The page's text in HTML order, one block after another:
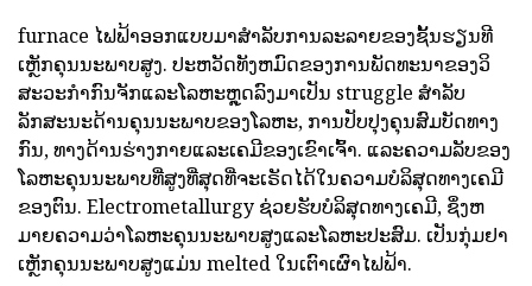
furnace ໄຟຟ້າອອກແບບມາສໍາລັບການລະລາຍຂອງຊັ້ນຮຽນທີ
ເຫຼັກຄຸນນະພາບສູງ. ປະຫວັດທັງຫມົດຂອງການພັດທະນາຂອງວິ
ສະວະກໍາກົນຈັກແລະໂລຫະຫຼຸດລົງມາເປັນ struggle ສໍາລັບ
ລັກສະນະດ້ານຄຸນນະພາບຂອງໂລຫະ, ການປັບປຸງຄຸນສົມບັດທາງ
ກົນ, ທາງດ້ານຮ່າງກາຍແລະເຄມີຂອງເຂົາເຈົ້າ. ແລະຄວາມລັບຂອງ
ໂລຫະຄຸນນະພາບທີ່ສູງທີ່ສຸດທີ່ຈະເຣັດໄດ້ໃນຄວາມບໍລິສຸດທາງເຄມີ
ຂອງຕົນ. Electrometallurgy ຊ່ວຍຮັບບໍລິສຸດທາງເຄມີ, ຊຶ່ງຫ
ມາຍຄວາມວ່າໂລຫະຄຸນນະພາບສູງແລະໂລຫະປະສົມ. ເປັນກຸ່ມຢາ
ເຫຼັກຄຸນນະພາບສູງແມ່ນ melted ໃນເຕົາເຜົາໄຟຟ້າ.